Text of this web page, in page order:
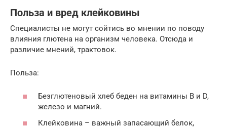
Польза и вред клейковины
Специалисты не могут сойтись во мнении по поводу
влияния глютена на организм человека. Отсюда и
различие мнений, трактовок.
Польза:
Безглютеновый хлеб беден на витамины B и D,
железо и магний.
Клейковина – важный запасающий белок,